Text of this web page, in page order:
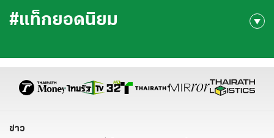
#แท็กยอดนิยม
ข่าว